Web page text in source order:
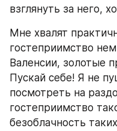
взглянуть за него,
Мне хвалят
гостеприимство
Валенсии, золотые
Пускай себе! Я не
посмотреть на
гостеприимство
безоблачность